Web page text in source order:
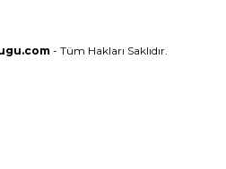
- Tüm Hakları Saklıdır.